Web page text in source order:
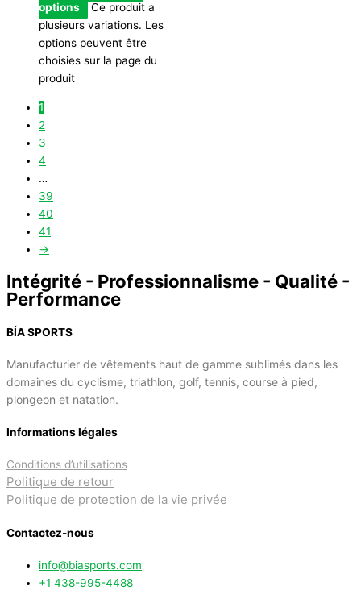
options
Ce produit a
plusieurs variations. Les
options peuvent être
choisies sur la page du
produit
1
2
3
4
…
39
40
41
→
Intégrité - Professionnalisme - Qualité -
Performance
BÍA SPORTS
Manufacturier de vêtements haut de gamme sublimés dans les
domaines du cyclisme, triathlon, golf, tennis, course à pied,
plongeon et natation.
Informations légales
Conditions d’utilisations
Politique de retour
Politique de protection de la vie privée
Contactez-nous
info@biasports.com
+1 438-995-4488